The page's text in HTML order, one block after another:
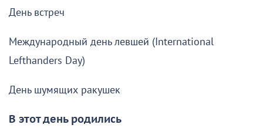
День встреч
Международный день левшей (International
Lefthanders Day)
День шумящих ракушек
В этот день родились